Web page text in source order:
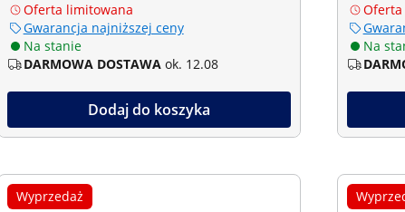
Oferta limitowana
Gwarancja najniższej ceny
Na stanie
DARMOWA DOSTAWA ok. 12.08
Dodaj do koszyka
Na
Wyprzedaż